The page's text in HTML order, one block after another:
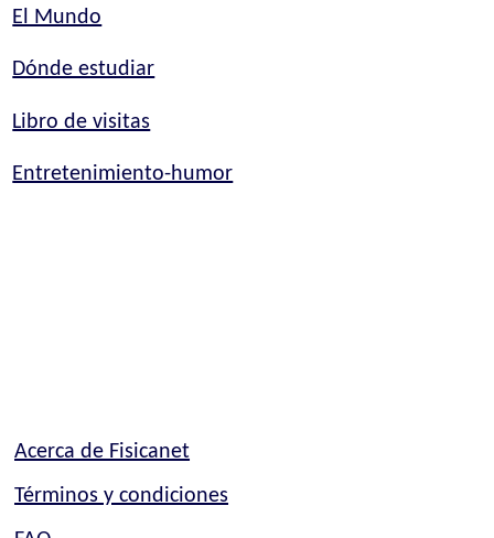
El Mundo
Dónde estudiar
Libro de visitas
Entretenimiento-humor
Acerca de Fisicanet
Términos y condiciones